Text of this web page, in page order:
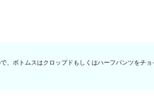
ボトムスはクロップドもしくはハーフパンツをチ